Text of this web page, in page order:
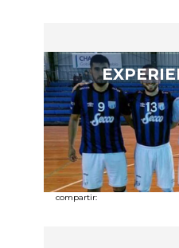
compartir: